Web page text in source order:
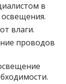
в
влаги.
проводов